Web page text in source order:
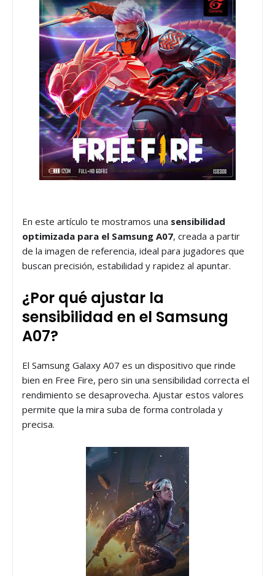
En este artículo te mostramos una sensibilidad
optimizada para el Samsung A07, creada a partir
de la imagen de referencia, ideal para jugadores que
buscan precisión, estabilidad y rapidez al apuntar.
¿Por qué ajustar la
sensibilidad en el Samsung
A07?
El Samsung Galaxy A07 es un dispositivo que rinde
bien en Free Fire, pero sin una sensibilidad correcta el
rendimiento se desaprovecha. Ajustar estos valores
permite que la mira suba de forma controlada y
precisa.